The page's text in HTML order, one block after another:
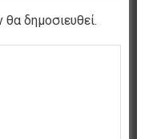
δημοσιευθεί.